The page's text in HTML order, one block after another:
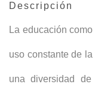
Descripción
La educación
uso constante de
una diversidad